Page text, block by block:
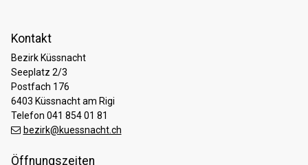
Kontakt
Bezirk Küssnacht
Seeplatz 2/3
Postfach 176
6403 Küssnacht am Rigi
Telefon 041 854 01 81
bezirk@kuessnacht.ch
Öffnungszeiten